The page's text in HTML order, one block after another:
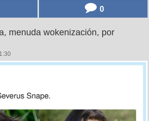
0
menuda wokenización, por